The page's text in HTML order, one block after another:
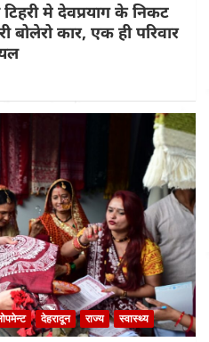
मे देवप्रयाग के निकट
बोलेरो कार, एक ही परिवार
देहरादून राज्य स्वास्थ्य